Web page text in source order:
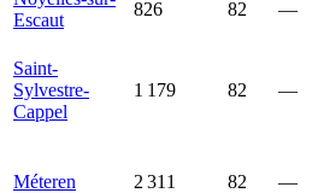
Escaut
826 82 —
Saint-
Sylvestre-
Cappel
1 179 82 —
Méteren 2 311 82 —